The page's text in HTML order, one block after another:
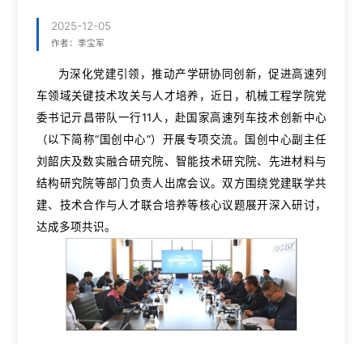
2025-12-05
作者：李宝军
为深化党建引领，推动产学研协同创新，促进高速列
车领域关键技术攻关与人才培养，近日，机械工程学院党
委书记亓昌带队一行11人，赴国家高速列车技术创新中心
（以下简称“国创中心”）开展专项交流。国创中心副主任
刘韶庆及数实融合研究院、智能技术研究院、先进材料与
结构研究院等部门负责人出席会议。双方围绕党建联学共
建、技术合作与人才联合培养等核心议题展开深入研讨，
达成多项共识。